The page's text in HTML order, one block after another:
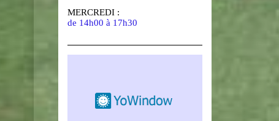
MERCREDI :
de 14h00 à 17h30